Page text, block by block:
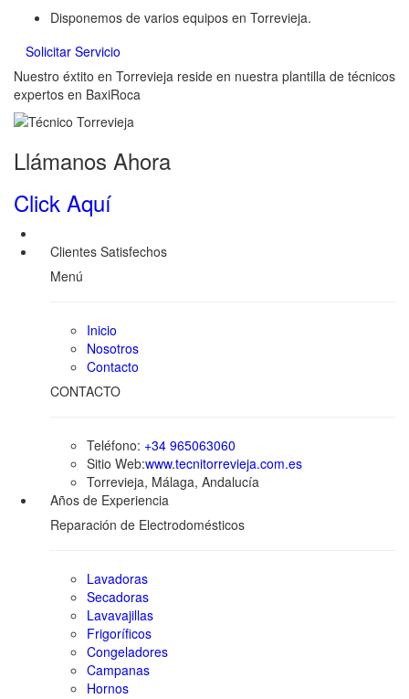
Disponemos de varios equipos en Torrevieja.
Solicitar Servicio
Nuestro éxtito en Torrevieja reside en nuestra plantilla de técnicos
expertos en BaxiRoca
Llámanos Ahora
Click Aquí
Clientes Satisfechos
Menú
Inicio
Nosotros
Contacto
CONTACTO
Teléfono: +34 965063060
Sitio Web:www.tecnitorrevieja.com.es
Torrevieja, Málaga, Andalucía
Años de Experiencia
Reparación de Electrodomésticos
Lavadoras
Secadoras
Lavavajillas
Frigoríficos
Congeladores
Campanas
Hornos